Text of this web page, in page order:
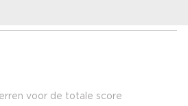
voor de totale score